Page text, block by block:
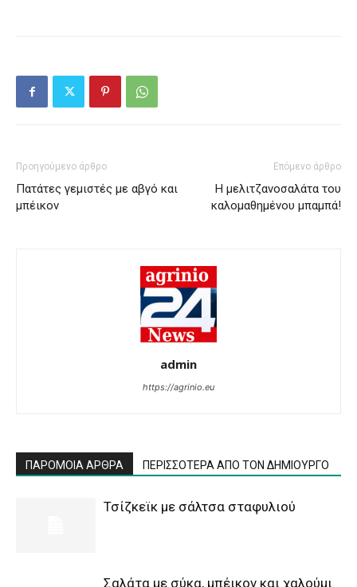
Προηγούμενο άρθρο
Πατάτες γεμιστές με αβγό και
μπέικον
Επόμενο άρθρο
Η μελιτζανοσαλάτα του
καλομαθημένου μπαμπά!
admin
https://agrinio.eu
ΠΑΡΟΜΟΙΑ ΑΡΘΡΑ ΠΕΡΙΣΣΟΤΕΡΑ ΑΠΟ ΤΟΝ ΔΗΜΙΟΥΡΓΟ
Τσίζκεϊκ με σάλτσα σταφυλιού
Σαλάτα με σύκα, μπέικον και χαλούμι